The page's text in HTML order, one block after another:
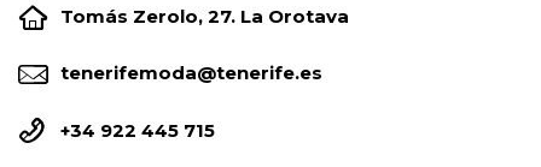

 Tomás Zerolo, 27. La Orotava

 tenerifemoda@tenerife.es

 +34 922 445 715